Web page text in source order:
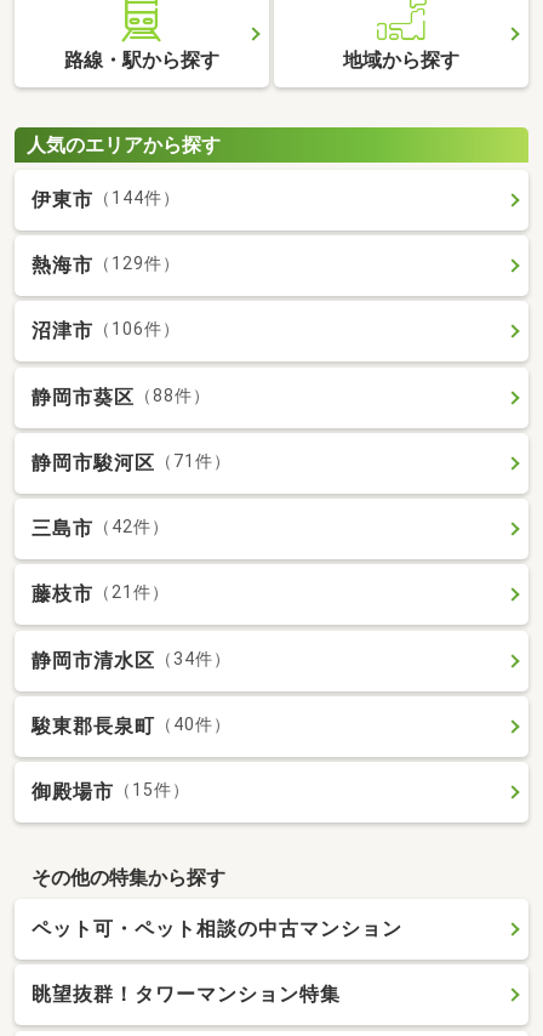
路線・駅から探す 地域から探す
人気のエリアから探す
伊東市 （144件）
熱海市 （129件）
沼津市 （106件）
静岡市葵区 （88件）
静岡市駿河区 （71件）
三島市 （42件）
藤枝市 （21件）
静岡市清水区 （34件）
駿東郡長泉町 （40件）
御殿場市 （15件）
その他の特集から探す
ペット可・ペット相談の中古マンション
眺望抜群！タワーマンション特集